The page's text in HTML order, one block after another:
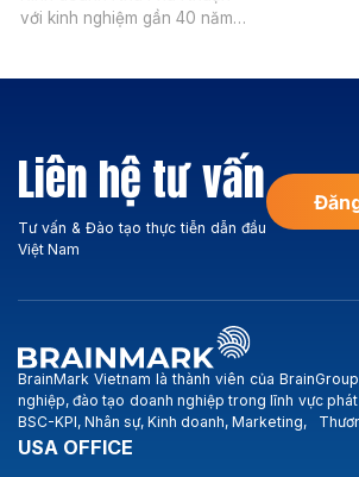
với kinh nghiệm gần 40 năm
trường. Hoạt động kinh
doanh chính của Công ty:
Hung
Liên hệ tư vấn
Tư vấn & Đào tạo thực tiễn dẫn đầu
Việt Nam
BrainMark Vietnam là thành viên của
nghiệp, đào tạo doanh nghiệp trong lĩnh vực
BSC-KPI, Nhân sự, Kinh doanh, Marketing,
USA OFFICE